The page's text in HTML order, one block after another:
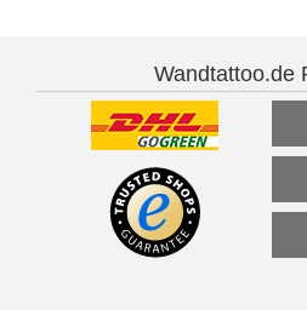
Wandtattoo.de